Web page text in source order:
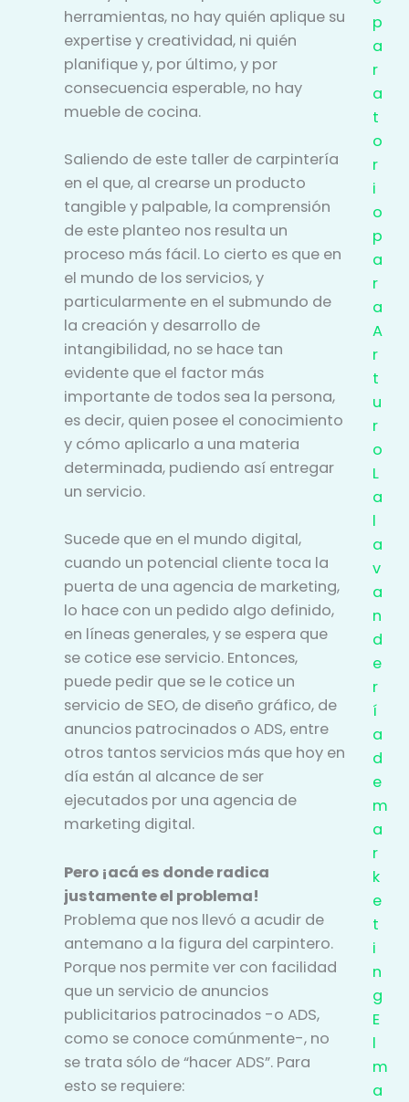
herramientas, no hay quién aplique su
expertise y creatividad, ni quién
planifique y, por último, y por
consecuencia esperable, no hay
mueble de cocina.
Saliendo de este taller de carpintería
en el que, al crearse un producto
tangible y palpable, la comprensión
de este planteo nos resulta un
proceso más fácil. Lo cierto es que en
el mundo de los servicios, y
particularmente en el submundo de
la creación y desarrollo de
intangibilidad, no se hace tan
evidente que el factor más
importante de todos sea la persona,
es decir, quien posee el conocimiento
y cómo aplicarlo a una materia
determinada, pudiendo así entregar
un servicio.
Sucede que en el mundo digital,
cuando un potencial cliente toca la
puerta de una agencia de marketing,
lo hace con un pedido algo definido,
en líneas generales, y se espera que
se cotice ese servicio. Entonces,
puede pedir que se le cotice un
servicio de SEO, de diseño gráfico, de
anuncios patrocinados o ADS, entre
otros tantos servicios más que hoy en
día están al alcance de ser
ejecutados por una agencia de
marketing digital.
Pero ¡acá es donde radica
justamente el problema!
Problema que nos llevó a acudir de
antemano a la figura del carpintero.
Porque nos permite ver con facilidad
que un servicio de anuncios
publicitarios patrocinados -o ADS,
como se conoce comúnmente-, no
se trata sólo de “hacer ADS”. Para
esto se requiere:
p
a
r
a
t
o
r
i
o
p
a
r
a
A
r
t
u
r
o
L
a
l
a
v
a
n
d
e
r
í
a
d
e
m
a
r
k
e
t
i
n
g
E
l
m
a